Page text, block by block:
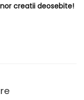
creatii deosebite!